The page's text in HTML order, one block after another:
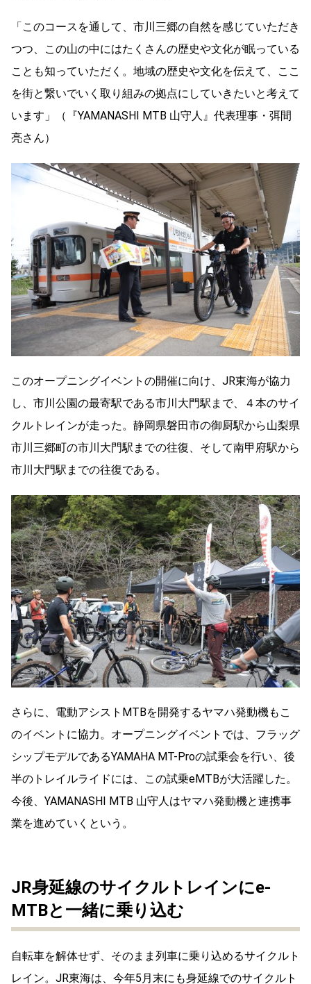
「このコースを通して、市川三郷の自然を感じていただき
つつ、この山の中にはたくさんの歴史や文化が眠っている
ことも知っていただく。地域の歴史や文化を伝えて、ここ
を街と繋いでいく取り組みの拠点にしていきたいと考えて
います」（『YAMANASHI MTB 山守人』代表理事・弭間
亮さん）
このオープニングイベントの開催に向け、JR東海が協力
し、市川公園の最寄駅である市川大門駅まで、４本のサイ
クルトレインが走った。静岡県磐田市の御厨駅から山梨県
市川三郷町の市川大門駅までの往復、そして南甲府駅から
市川大門駅までの往復である。
さらに、電動アシストMTBを開発するヤマハ発動機もこ
のイベントに協力。オープニングイベントでは、フラッグ
シップモデルであるYAMAHA MT-Proの試乗会を行い、後
半のトレイルライドには、この試乗eMTBが大活躍した。
今後、YAMANASHI MTB 山守人はヤマハ発動機と連携事
業を進めていくという。
JR身延線のサイクルトレインにe-
MTBと一緒に乗り込む
自転車を解体せず、そのまま列車に乗り込めるサイクルト
レイン。JR東海は、今年5月末にも身延線でのサイクルト